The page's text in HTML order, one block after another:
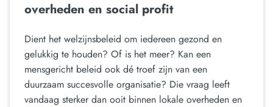
overheden en social profit
Dient het welzijnsbeleid om iedereen gezond en
gelukkig te houden? Of is het meer? Kan een
mensgericht beleid ook dé troef zijn van een
duurzaam succesvolle organisatie? Die vraag leeft
vandaag sterker dan ooit binnen lokale overheden en